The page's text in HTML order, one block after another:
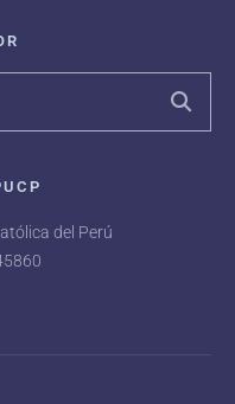
del Perú